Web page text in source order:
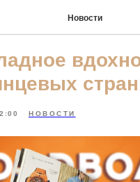
Новости
НОВОСТИ